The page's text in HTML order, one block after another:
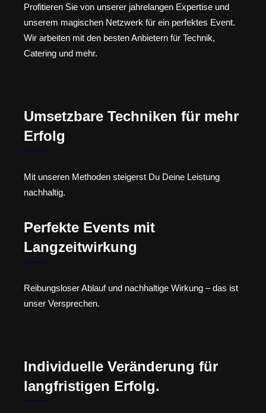
Profitieren Sie von unserer jahrelangen Expertise und
unserem magischen Netzwerk für ein perfektes Event.
Wir arbeiten mit den besten Anbietern für Technik,
Catering und mehr.
Umsetzbare Techniken für mehr
Erfolg
Mit unseren Methoden steigerst Du Deine Leistung
nachhaltig.
Perfekte Events mit
Langzeitwirkung
Reibungsloser Ablauf und nachhaltige Wirkung – das ist
unser Versprechen.
Individuelle Veränderung für
langfristigen Erfolg.